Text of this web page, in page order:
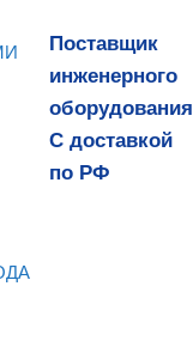
Поставщик
инженерного
оборудования
С доставкой
по РФ